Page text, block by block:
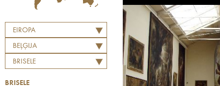
EIROPA
BEĻĢIJA
BRISELE
BRISELE